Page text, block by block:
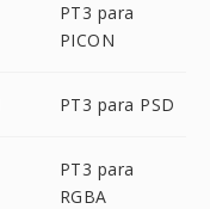
PT3 para
PICON
PT3 para PSD
PT3 para
RGBA